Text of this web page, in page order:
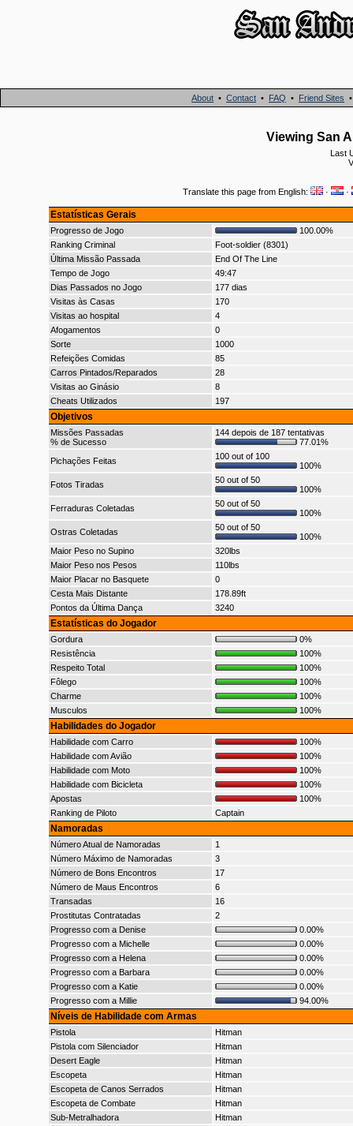
About • Contact • FAQ • Friend Sites
Viewing San
Last
Translate this page from English: · ·
Estatísticas Gerais
Progresso de Jogo
100.00%
Ranking Criminal
Foot-soldier (8301)
Última Missão Passada
End Of The Line
Tempo de Jogo
49:47
Dias Passados no Jogo
177 dias
Visitas às Casas
170
Visitas ao hospital
4
Afogamentos
0
Sorte
1000
Refeições Comidas
85
Carros Pintados/Reparados
28
Visitas ao Ginásio
8
Cheats Utilizados
197
Objetivos
Missões Passadas
% de Sucesso
144 depois de 187 tentativas
77.01%
Pichações Feitas
100 out of 100
100%
Fotos Tiradas
50 out of 50
100%
Ferraduras Coletadas
50 out of 50
100%
Ostras Coletadas
50 out of 50
100%
Maior Peso no Supino
320lbs
Maior Peso nos Pesos
110lbs
Maior Placar no Basquete
0
Cesta Mais Distante
178.89ft
Pontos da Última Dança
3240
Estatísticas do Jogador
Gordura
0%
Resistência
100%
Respeito Total
100%
Fôlego
100%
Charme
100%
Musculos
100%
Habilidades do Jogador
Habilidade com Carro
100%
Habilidade com Avião
100%
Habilidade com Moto
100%
Habilidade com Bicicleta
100%
Apostas
100%
Ranking de Piloto
Captain
Namoradas
Número Atual de Namoradas
1
Número Máximo de Namoradas
3
Número de Bons Encontros
17
Número de Maus Encontros
6
Transadas
16
Prostitutas Contratadas
2
Progresso com a Denise
0.00%
Progresso com a Michelle
0.00%
Progresso com a Helena
0.00%
Progresso com a Barbara
0.00%
Progresso com a Katie
0.00%
Progresso com a Millie
94.00%
Níveis de Habilidade com Armas
Pistola
Hitman
Pistola com Silenciador
Hitman
Desert Eagle
Hitman
Escopeta
Hitman
Escopeta de Canos Serrados
Hitman
Escopeta de Combate
Hitman
Sub-Metralhadora
Hitman